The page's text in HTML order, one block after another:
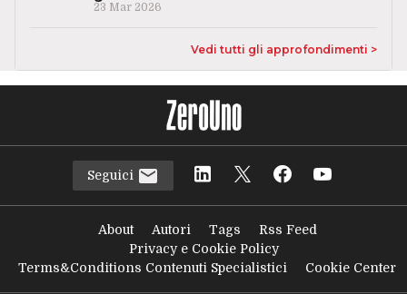
23 Mar 2026
Vedi tutti gli approfondimenti >
Seguici
About Autori Tags
Rss Feed
Privacy e Cookie Policy
Terms&Conditions Contenuti Specialistici
Cookie Center